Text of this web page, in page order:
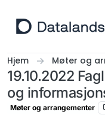
Hjem Møter og
19.10.2022
og
Møter og arrangementer